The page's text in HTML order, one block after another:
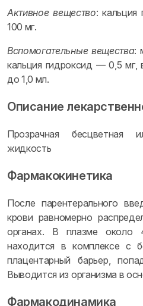
Активное вещество:
100 мг.
Вспомогательные вещества:
кальция гидроксид — 0,5
до 1,0 мл.
Описание
Прозрачная бесцветная
жидкость
Фармакокинетика
После парентерального
крови равномерно
органах. В плазме около
находится в комплексе с
плацентарный барьер,
Выводится из организма в
Фармакодинамика